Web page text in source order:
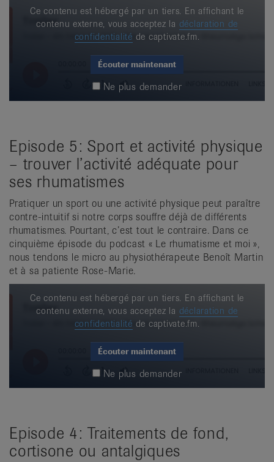
Ce contenu est hébergé par un tiers. En affichant le
contenu externe, vous acceptez la déclaration de
confidentialité de captivate.fm.
Écouter maintenant
Ne plus demander
Episode 5: Sport et activité physique
– trouver l’activité adéquate pour
ses rhumatismes
Pratiquer un sport ou une activité physique peut paraître
contre-intuitif si notre corps souffre déjà de différents
rhumatismes. Pourtant, c’est tout le contraire. Dans ce
cinquième épisode du podcast « Le rhumatisme et moi »,
nous tendons le micro au physiothérapeute Benoît Martin
et à sa patiente Rose-Marie.
Ce contenu est hébergé par un tiers. En affichant le
contenu externe, vous acceptez la déclaration de
confidentialité de captivate.fm.
Écouter maintenant
Ne plus demander
Episode 4: Traitements de fond,
cortisone ou antalgiques